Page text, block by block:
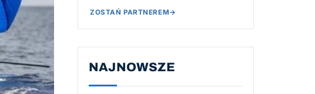
ZOSTAŃ PARTNEREM→
NAJNOWSZE